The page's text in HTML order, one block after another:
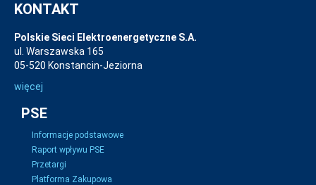
KONTAKT
Polskie Sieci Elektroenergetyczne S.A.
ul. Warszawska 165
05-520 Konstancin-Jeziorna
więcej
PSE
Informacje podstawowe
Raport wpływu PSE
Przetargi
Platforma Zakupowa